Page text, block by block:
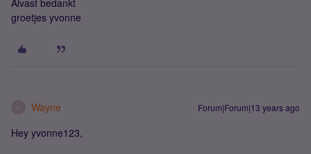
Alvast bedankt
groetjes yvonne
Wayne Forum|Forum|13 years ago
Hey yvonne123,